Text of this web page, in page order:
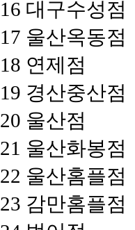
16 대구수성점
17 울산옥동점
18 연제점
19 경산중산점
20 울산점
21 울산화봉점
22 울산홈플점
23 감만홈플점